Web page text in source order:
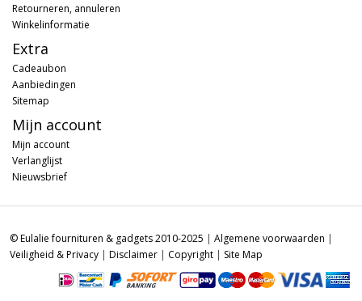
Retourneren, annuleren
Winkelinformatie
Extra
Cadeaubon
Aanbiedingen
Sitemap
Mijn account
Mijn account
Verlanglijst
Nieuwsbrief
© Eulalie fournituren & gadgets 2010-2025 | Algemene voorwaarden |
Veiligheid & Privacy | Disclaimer | Copyright | Site Map